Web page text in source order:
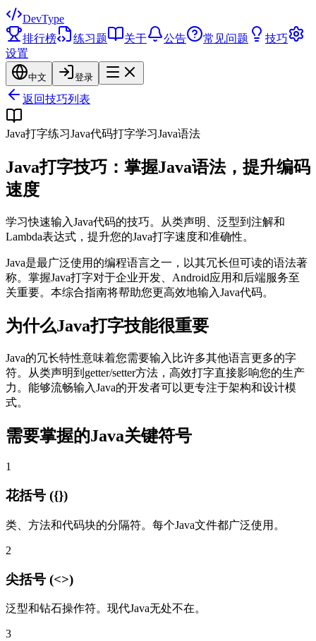
DevType
排行榜
练习题 关于 公告 常见问题
技巧
设置
中文 登录
返回技巧列表
Java打字练习Java代码打字学习Java语法
Java打字技巧：掌握Java语法，提升编码
速度
学习快速输入Java代码的技巧。从类声明、泛型到注解和
Lambda表达式，提升您的Java打字速度和准确性。
Java是最广泛使用的编程语言之一，以其冗长但可读的语法著
称。掌握Java打字对于企业开发、Android应用和后端服务至
关重要。本综合指南将帮助您更高效地输入Java代码。
为什么Java打字技能很重要
Java的冗长特性意味着您需要输入比许多其他语言更多的字
符。从类声明到getter/setter方法，高效打字直接影响您的生产
力。能够流畅输入Java的开发者可以更专注于架构和设计模
式。
需要掌握的Java关键符号
1
花括号 ({})
类、方法和代码块的分隔符。每个Java文件都广泛使用。
2
尖括号 (<>)
泛型和钻石操作符。现代Java无处不在。
3